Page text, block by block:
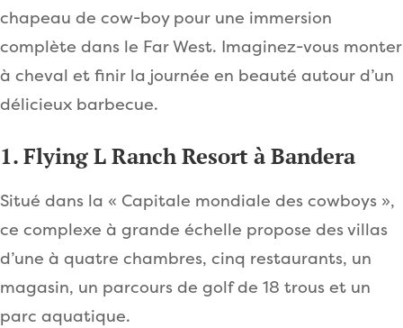
chapeau de cow-boy pour une immersion
complète dans le Far West. Imaginez-vous monter
à cheval et finir la journée en beauté autour d’un
délicieux barbecue.
1. Flying L Ranch Resort à Bandera
Situé dans la « Capitale mondiale des cowboys »,
ce complexe à grande échelle propose des villas
d’une à quatre chambres, cinq restaurants, un
magasin, un parcours de golf de 18 trous et un
parc aquatique.